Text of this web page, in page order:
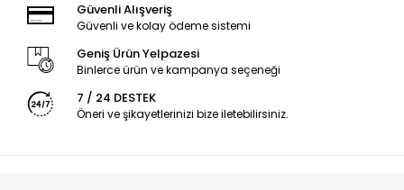
Güvenli Alışveriş
Güvenli ve kolay ödeme sistemi
Geniş Ürün Yelpazesi
Binlerce ürün ve kampanya seçeneği
7 / 24 DESTEK
Öneri ve şikayetlerinizi bize iletebilirsiniz.